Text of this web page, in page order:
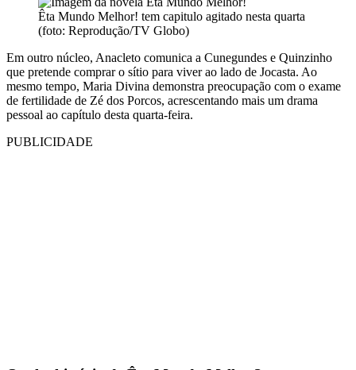
Êta Mundo Melhor! tem capitulo agitado nesta quarta
(foto: Reprodução/TV Globo)
Em outro núcleo, Anacleto comunica a Cunegundes e Quinzinho
que pretende comprar o sítio para viver ao lado de Jocasta. Ao
mesmo tempo, Maria Divina demonstra preocupação com o exame
de fertilidade de Zé dos Porcos, acrescentando mais um drama
pessoal ao capítulo desta quarta-feira.
PUBLICIDADE